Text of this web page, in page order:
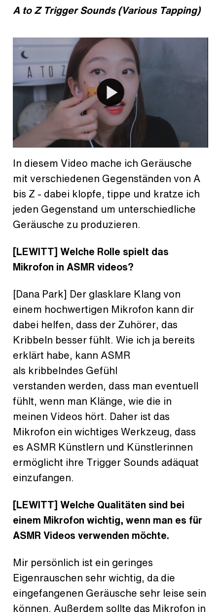
A to Z Trigger Sounds (Various Tapping)
In diesem Video mache ich Geräusche
mit verschiedenen Gegenständen von A
bis Z - dabei klopfe, tippe und kratze ich
jeden Gegenstand um unterschiedliche
Geräusche zu produzieren.
[LEWITT] Welche Rolle spielt das
Mikrofon in ASMR videos?
[Dana Park] Der glasklare Klang von
einem hochwertigen Mikrofon kann dir
dabei helfen, dass der Zuhörer, das
Kribbeln besser fühlt. Wie ich ja bereits
erklärt habe, kann ASMR
als kribbelndes Gefühl
verstanden werden, dass man eventuell
fühlt, wenn man Klänge, wie die in
meinen Videos hört. Daher ist das
Mikrofon ein wichtiges Werkzeug, dass
es ASMR Künstlern und Künstlerinnen
ermöglicht ihre Trigger Sounds adäquat
einzufangen.
[LEWITT] Welche Qualitäten sind bei
einem Mikrofon wichtig, wenn man es für
ASMR Videos verwenden möchte.
Mir persönlich ist ein geringes
Eigenrauschen sehr wichtig, da die
eingefangenen Geräusche sehr leise sein
können. Außerdem sollte das Mikrofon in